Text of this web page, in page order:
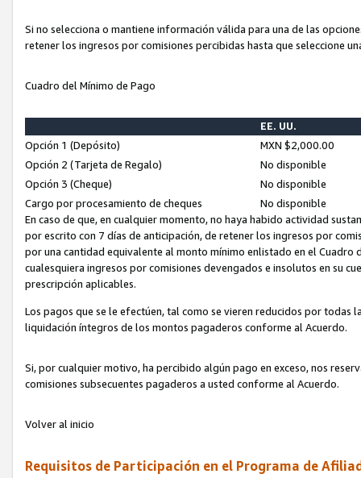
Si no selecciona o mantiene información válida para una de las
retener los ingresos por comisiones percibidas hasta que seleccione
Cuadro del Mínimo de Pago
EE. UU.
Opción 1 (Depósito)
MXN $2,000.00
Opción 2 (Tarjeta de Regalo)
No disponible
Opción 3 (Cheque)
No disponible
Cargo por procesamiento de cheques
No disponible
En caso de que, en cualquier momento, no haya habido actividad
por escrito con 7 días de anticipación, de retener los ingresos por
por una cantidad equivalente al monto mínimo enlistado en el
cualesquiera ingresos por comisiones devengados e insolutos en su
prescripción aplicables.
Los pagos que se le efectúen, tal como se vieren reducidos por todas
liquidación íntegros de los montos pagaderos conforme al Acuerdo.
Si, por cualquier motivo, ha percibido algún pago en exceso, nos
comisiones subsecuentes pagaderos a usted conforme al Acuerdo.
Volver al inicio
Requisitos de Participación en el Programa de